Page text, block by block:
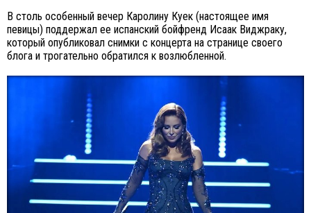
В столь особенный вечер Каролину Куек (настоящее имя
певицы) поддержал ее испанский бойфренд Исаак Виджраку,
который опубликовал снимки с концерта на странице своего
блога и трогательно обратился к возлюбленной.